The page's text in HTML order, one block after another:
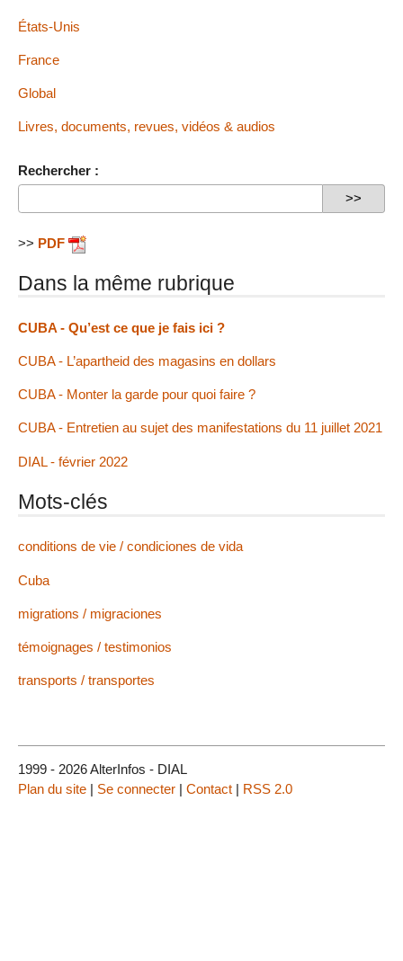
États-Unis
France
Global
Livres, documents, revues, vidéos & audios
Rechercher :
>> PDF
Dans la même rubrique
CUBA - Qu’est ce que je fais ici ?
CUBA - L’apartheid des magasins en dollars
CUBA - Monter la garde pour quoi faire ?
CUBA - Entretien au sujet des manifestations du 11 juillet 2021
DIAL - février 2022
Mots-clés
conditions de vie / condiciones de vida
Cuba
migrations / migraciones
témoignages / testimonios
transports / transportes
1999 - 2026 AlterInfos - DIAL
Plan du site | Se connecter | Contact | RSS 2.0